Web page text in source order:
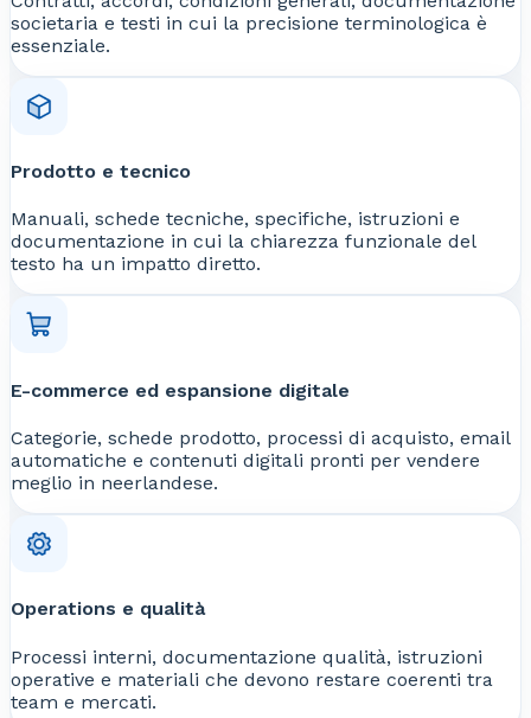
societaria e testi in cui la precisione terminologica è
essenziale.
Prodotto e tecnico
Manuali, schede tecniche, specifiche, istruzioni e
documentazione in cui la chiarezza funzionale del
testo ha un impatto diretto.
E-commerce ed espansione digitale
Categorie, schede prodotto, processi di acquisto, email
automatiche e contenuti digitali pronti per vendere
meglio in neerlandese.
Operations e qualità
Processi interni, documentazione qualità, istruzioni
operative e materiali che devono restare coerenti tra
team e mercati.